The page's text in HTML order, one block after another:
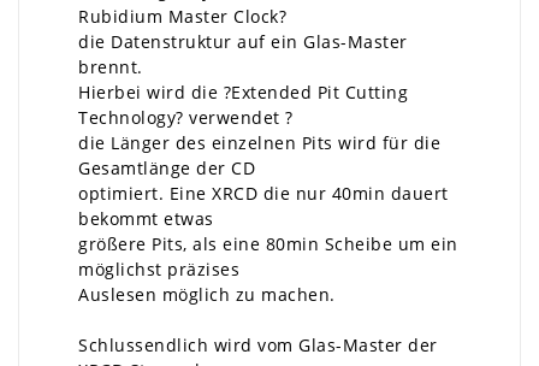
Rubidium Master Clock?
die Datenstruktur auf ein Glas-Master
brennt.
Hierbei wird die ?Extended Pit Cutting
Technology? verwendet ?
die Länger des einzelnen Pits wird für die
Gesamtlänge der CD
optimiert. Eine XRCD die nur 40min dauert
bekommt etwas
größere Pits, als eine 80min Scheibe um ein
möglichst präzises
Auslesen möglich zu machen.
Schlussendlich wird vom Glas-Master der